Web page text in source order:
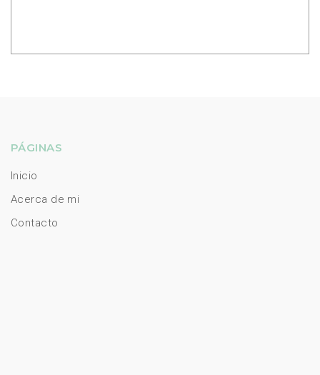
PÁGINAS
Inicio
Acerca de mi
Contacto